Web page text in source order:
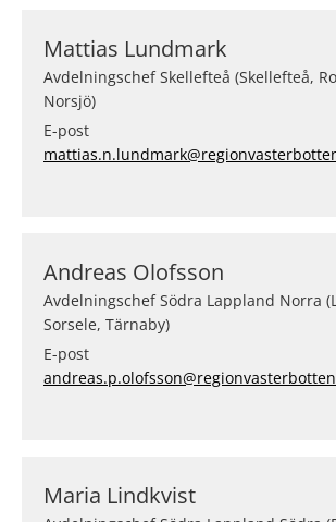
Mattias Lundmark
Avdelningschef Skellefteå (Skellefteå,
Norsjö)
E-post
Andreas Olofsson
Avdelningschef Södra Lappland Norra
Sorsele, Tärnaby)
E-post
Maria Lindkvist